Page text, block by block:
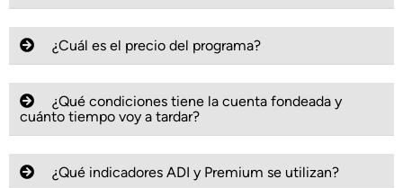
¿Cuál es el precio del programa?
¿Qué condiciones tiene la cuenta fondeada y
cuánto tiempo voy a tardar?
¿Qué indicadores ADI y Premium se utilizan?